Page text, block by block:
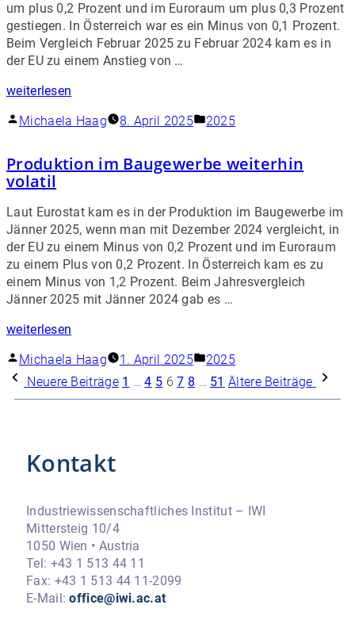
um plus 0,2 Prozent und im Euroraum um plus 0,3 Prozent
gestiegen. In Österreich war es ein Minus von 0,1 Prozent.
Beim Vergleich Februar 2025 zu Februar 2024 kam es in
der EU zu einem Anstieg von …
weiterlesen
Michaela Haag
8. April 2025 2025
Produktion im Baugewerbe weiterhin
volatil
Laut Eurostat kam es in der Produktion im Baugewerbe im
Jänner 2025, wenn man mit Dezember 2024 vergleicht, in
der EU zu einem Minus von 0,2 Prozent und im Euroraum
zu einem Plus von 0,2 Prozent. In Österreich kam es zu
einem Minus von 1,2 Prozent. Beim Jahresvergleich
Jänner 2025 mit Jänner 2024 gab es …
weiterlesen
Michaela Haag
1. April 2025
2025
Neuere Beiträge 1 … 4 5 6 7 8 … 51 Ältere Beiträge
Kontakt
Industriewissenschaftliches Institut – IWI
Mittersteig 10/4
1050 Wien • Austria
Tel: +43 1 513 44 11
Fax: +43 1 513 44 11-2099
E-Mail:office@iwi.ac.at